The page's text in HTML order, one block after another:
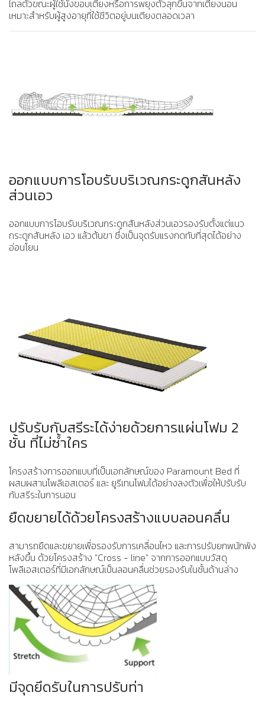
ไถลตัวขณะผู้ใช้นั่งขอบเตียงหรือการพยุงตัวลุกขึ้นจากเตียงนอน
เหมาะสำหรับผู้สูงอายุที่ใช้ชีวิตอยู่บนเตียงตลอดเวลา
ออกแบบการโอบรับบริเวณกระดูกสันหลัง
ส่วนเอว
ออกแบบการโอบรับบริเวณกระดูกสันหลังส่วนเอวรองรับตั้งแต่แนว
กระดูกสันหลัง เอว แล้วต้นขา ซึ่งเป็นจุดรับแรงกดทับที่สุดได้อย่าง
อ่อนโยน
ปรับรับกับสรีระได้ง่ายด้วยการแผ่นโฟม 2
ชั้น ที่ไม่ซ้ำใคร
โครงสร้างการออกแบบที่เป็นเอกลักษณ์ของ Paramount Bed ที่
ผสมผสานโพลีเอสเตอร์ และ ยูรีเทนโฟมได้อย่างลงตัวเพื่อให้ปรับรับ
กับสรีระในการนอน
ยืดขยายได้ด้วยโครงสร้างแบบลอนคลื่น
สามารถยืดและขยายเพื่อรองรับการเคลื่อนไหว และการปรับยกพนักพิง
หลังขึ้น ด้วยโครงสร้าง "Cross - line" จากการออกแบบวัสดุ
โพลีเอสเตอร์ที่มีเอกลักษณ์เป็นลอนคลื่นช่วยรองรับในชั้นด้านล่าง
มีจุดยึดรับในการปรับท่า